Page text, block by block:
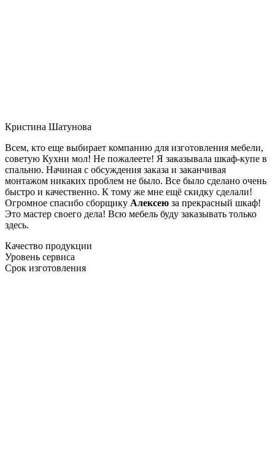
Кристина Шатунова
Всем, кто еще выбирает компанию для изготовления мебели,
советую Кухни мол! Не пожалеете! Я заказывала шкаф-купе в
спальню. Начиная с обсуждения заказа и заканчивая
монтажом никаких проблем не было. Все было сделано очень
быстро и качественно. К тому же мне ещё скидку сделали!
Огромное спасибо сборщику Алексею за прекрасный шкаф!
Это мастер своего дела! Всю мебель буду заказывать только
здесь.
Качество продукции
Уровень сервиса
Срок изготовления